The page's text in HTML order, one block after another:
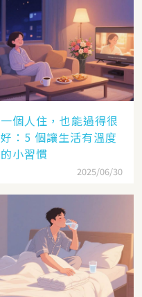
一個人住，也能過得很
好：5 個讓生活有溫度
的小習慣
2025/06/30